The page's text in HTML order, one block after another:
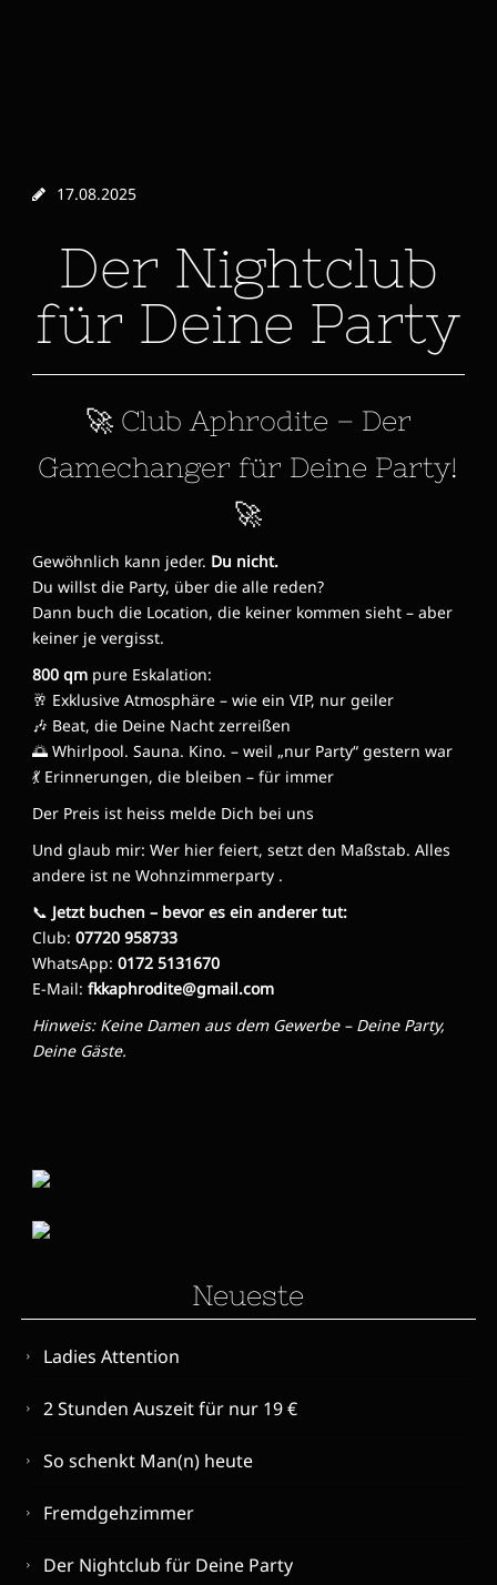
17.08.2025
Der Nightclub
für Deine Party
🚀 Club Aphrodite – Der
Gamechanger für Deine Party!
🚀
Gewöhnlich kann jeder. Du nicht.
Du willst die Party, über die alle reden?
Dann buch die Location, die keiner kommen sieht – aber
keiner je vergisst.
800 qmpure Eskalation:
🥂 Exklusive Atmosphäre – wie ein VIP, nur geiler
🎶 Beat, die Deine Nacht zerreißen
🌅 Whirlpool. Sauna. Kino. – weil „nur Party“ gestern war
💃 Erinnerungen, die bleiben – für immer
Der Preis ist heiss melde Dich bei uns
Und glaub mir: Wer hier feiert, setzt den Maßstab. Alles
andere ist ne Wohnzimmerparty .
📞 Jetzt buchen – bevor es ein anderer tut:
Club: 07720 958733
WhatsApp: 0172 5131670
E-Mail: fkkaphrodite@gmail.com
Hinweis: Keine Damen aus dem Gewerbe – Deine Party,
Deine Gäste.
Neueste
Ladies Attention
2 Stunden Auszeit für nur 19 €
So schenkt Man(n) heute
Fremdgehzimmer
Der Nightclub für Deine Party